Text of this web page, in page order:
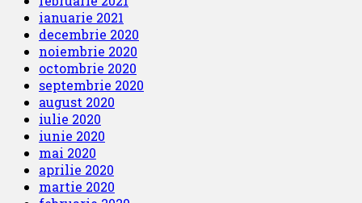
ianuarie 2021
decembrie 2020
noiembrie 2020
octombrie 2020
septembrie 2020
august 2020
iulie 2020
iunie 2020
mai 2020
aprilie 2020
martie 2020